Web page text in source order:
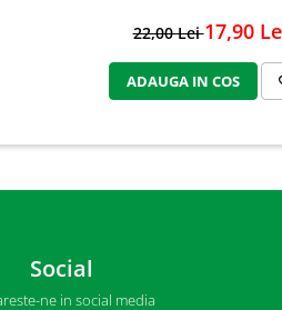
22,00 Lei17,90
ADAUGA IN COS
Social
ne in social media